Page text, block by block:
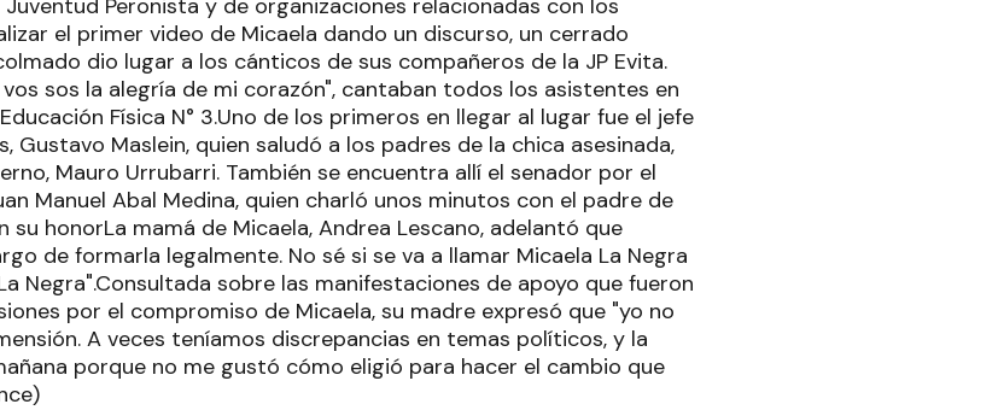
el primer video de Micaela dando un discurso, un cerrado
dio lugar a los cánticos de sus compañeros de la JP Evita.
sos la alegría de mi corazón", cantaban todos los asistentes en
Física N° 3.Uno de los primeros en llegar al lugar fue el jefe
Gustavo Maslein, quien saludó a los padres de la chica asesinada,
Mauro Urrubarri. También se encuentra allí el senador por el
Manuel Abal Medina, quien charló unos minutos con el padre de
su honorLa mamá de Micaela, Andrea Lescano, adelantó que
de formarla legalmente. No sé si se va a llamar Micaela La Negra
Negra".Consultada sobre las manifestaciones de apoyo que fueron
por el compromiso de Micaela, su madre expresó que "yo no
A veces teníamos discrepancias en temas políticos, y la
porque no me gustó cómo eligió para hacer el cambio que